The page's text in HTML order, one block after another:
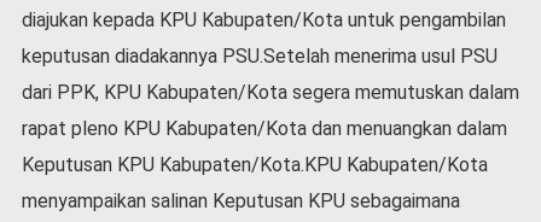
diajukan kepada KPU Kabupaten/Kota untuk pengambilan
keputusan diadakannya PSU.Setelah menerima usul PSU
dari PPK, KPU Kabupaten/Kota segera memutuskan dalam
rapat pleno KPU Kabupaten/Kota dan menuangkan dalam
Keputusan KPU Kabupaten/Kota.KPU Kabupaten/Kota
menyampaikan salinan Keputusan KPU sebagaimana